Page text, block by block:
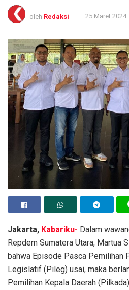
oleh Redaksi 25 Maret 2024
Jakarta, Kabariku- Dalam
Repdem Sumatera Utara, Martua
bahwa Episode Pasca Pemilihan
Legislatif (Pileg) usai, maka
Pemilihan Kepala Daerah